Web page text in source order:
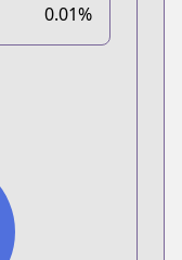
0.01%